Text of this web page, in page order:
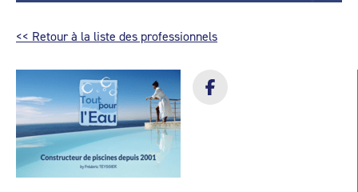
<< Retour à la liste des professionnels